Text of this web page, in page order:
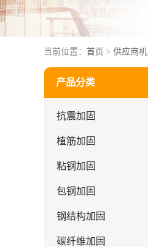
当前位置： 首页 > 供应商机
产品分类
抗震加固
植筋加固
粘钢加固
包钢加固
钢结构加固
碳纤维加固